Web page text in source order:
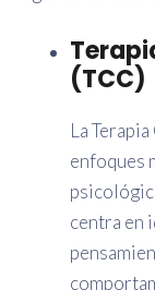
(TCC)
La
enfoques
centra en